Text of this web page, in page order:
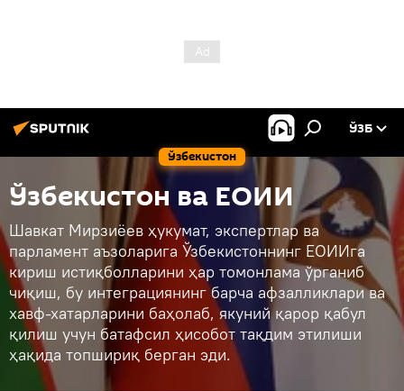
Ўзбекистон
ЎЗБ
Ўзбекистон ва ЕОИИ
Шавкат Мирзиёев ҳукумат, экспертлар ва
парламент аъзоларига Ўзбекистоннинг ЕОИИга
кириш истиқболларини ҳар томонлама ўрганиб
чиқиш, бу интеграциянинг барча афзалликлари ва
хавф-хатарларини баҳолаб, якуний қарор қабул
қилиш учун батафсил ҳисобот тақдим этилиши
ҳақида топшириқ берган эди.